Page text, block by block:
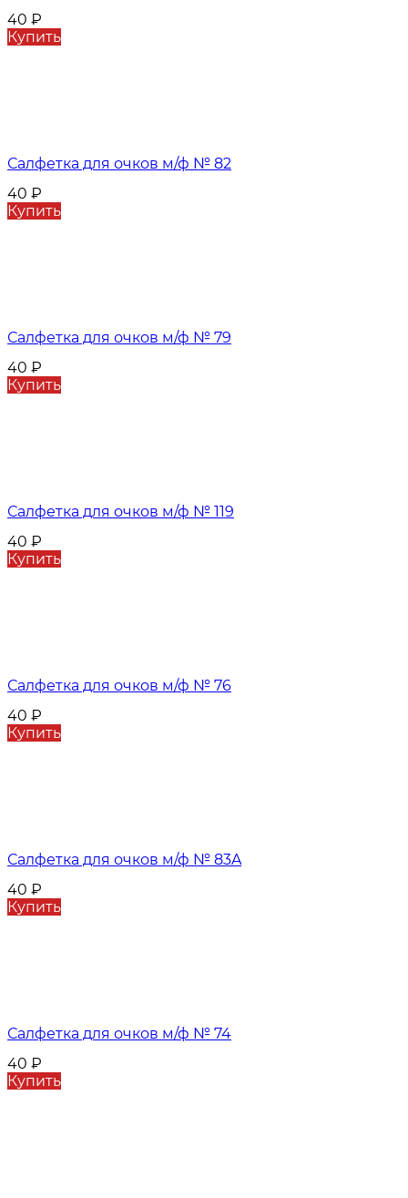
40 ₽
Купить
Салфетка для очков м/ф № 82
40 ₽
Купить
Салфетка для очков м/ф № 79
40 ₽
Купить
Салфетка для очков м/ф № 119
40 ₽
Купить
Салфетка для очков м/ф № 76
40 ₽
Купить
Салфетка для очков м/ф № 83A
40 ₽
Купить
Салфетка для очков м/ф № 74
40 ₽
Купить